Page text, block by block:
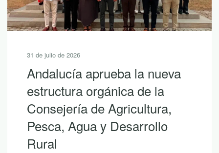
31 de julio de 2026
Andalucía aprueba la nueva
estructura orgánica de la
Consejería de Agricultura,
Pesca, Agua y Desarrollo
Rural